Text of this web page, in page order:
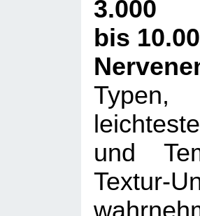
3.000
bis
und
Textur-